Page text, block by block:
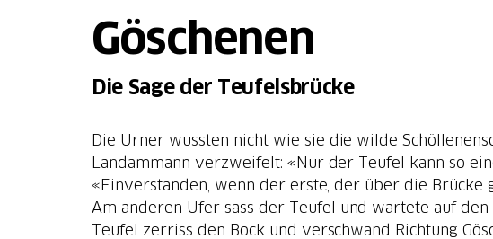
Göschenen
Die Sage der Teufelsbrücke
Die Urner wussten nicht wie sie die wilde
Landammann verzweifelt: «Nur der Teufel kann so
«Einverstanden, wenn der erste, der über die
Am anderen Ufer sass der Teufel und wartete auf
Teufel zerriss den Bock und verschwand Richtung